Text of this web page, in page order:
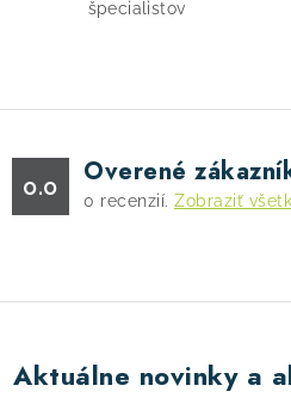
p
s
u
špecialistov
0.0 Overené
0 recenzií. Zobraziť
Aktuálne novinky a